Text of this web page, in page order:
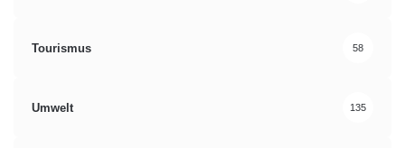
Tourismus 58
Umwelt 135